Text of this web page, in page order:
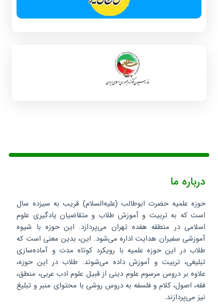
درباره ما
حوزه علمیه حضرت ابوطالب (علیه‌السلام) قریب به سیزده سال
است که به تربیت و آموزش طلاب و متقاضیان یادگیری علوم
اسلامی در منطقه هفده تهران می‌پردازد. این حوزه با شیوه
آموزشی سفیران هدایت اداره می‌شود. این، بدین معنی است که
طلاب در این حوزه علمیه با رویکرد کوتاه مدت و آماده‌سازی
تبلیغی، تربیت و آموزش داده می‌شوند. طلاب در این حوزه،
علاوه بر دروس مرسوم علوم دینی از قبیل علوم ادب عربی، منطق،
فقه، اصول، کلام و فلسفه به دروس روشی با محتوای منبر و تبلیغ
نیز می‌پردازند.